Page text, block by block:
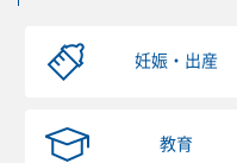
妊娠・出産
教育